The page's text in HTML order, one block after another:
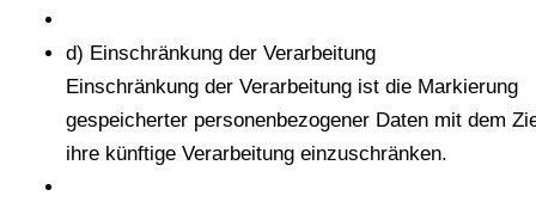
d) Einschränkung der Verarbeitung
Einschränkung der Verarbeitung ist die Markierung
gespeicherter personenbezogener Daten mit dem
ihre künftige Verarbeitung einzuschränken.